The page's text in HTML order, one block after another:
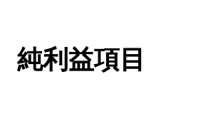
純利益項目